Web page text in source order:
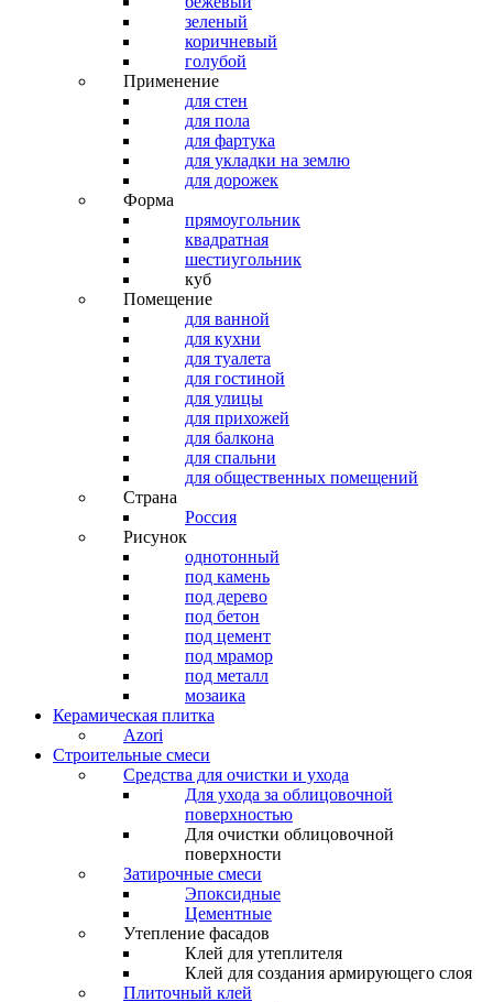
зеленый
коричневый
голубой
Применение
для стен
для пола
для фартука
для укладки на землю
для дорожек
Форма
прямоугольник
квадратная
шестиугольник
куб
Помещение
для ванной
для кухни
для туалета
для гостиной
для улицы
для прихожей
для балкона
для спальни
для общественных помещений
Страна
Россия
Рисунок
однотонный
под камень
под дерево
под бетон
под цемент
под мрамор
под металл
мозаика
Керамическая плитка
Azori
Строительные смеси
Средства для очистки и ухода
Для ухода за облицовочной
поверхностью
Для очистки облицовочной
поверхности
Затирочные смеси
Эпоксидные
Цементные
Утепление фасадов
Клей для утеплителя
Клей для создания армирующего слоя
Плиточный клей